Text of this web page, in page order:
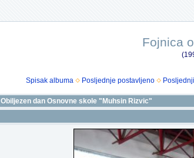
Fojnica
Spisak albuma
Posljednje postavljeno
Obiljezen dan Osnovne skole "Muhsin Rizvic"